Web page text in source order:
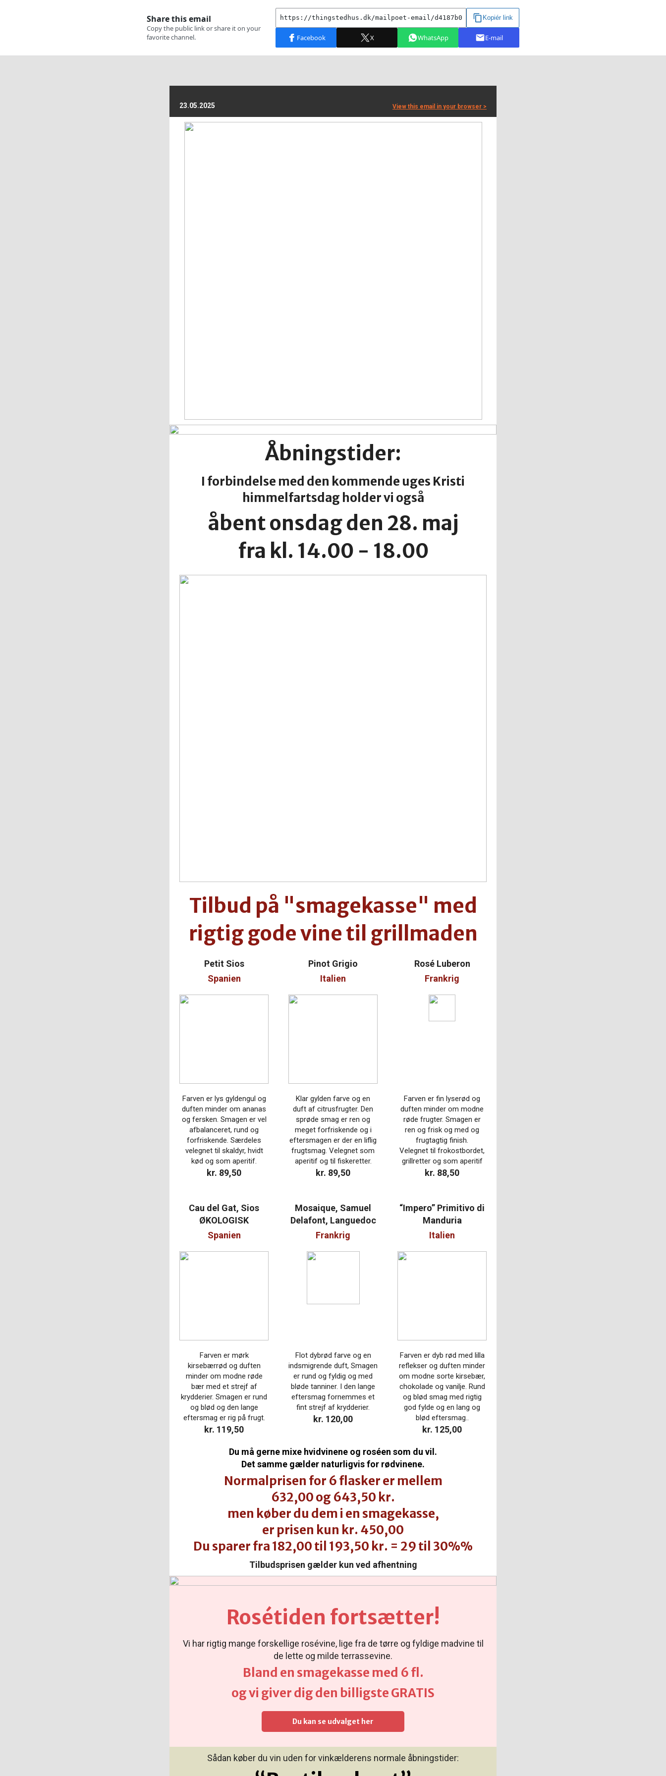
23.05.2025 View this email in your browser >
Åbningstider:
I forbindelse med den kommende uges Kristi
himmelfartsdag holder vi også
åbentonsdag den 28. maj
fra kl. 14.00 - 18.00
Tilbud på "smagekasse" med
rigtig gode vine til grillmaden
Petit Sios
Spanien
Pinot Grigio
Italien
Rosé Luberon
Frankrig
Farven er lys gyldengul og
duften minder om ananas
og fersken. Smagen er vel
afbalanceret, rund og
forfriskende. Særdeles
velegnet til skaldyr, hvidt
kød og som aperitif.
kr. 89,50
Klar gylden farve og en
duft af citrusfrugter. Den
sprøde smag er ren og
meget forfriskende og i
eftersmagen er der en liflig
frugtsmag. Velegnet som
aperitif og til fiskeretter.
kr. 89,50
Farven er fin lyserød og
duften minder om modne
røde frugter. Smagen er
ren og frisk og med og
frugtagtig finish.
Velegnet til frokostbordet,
grillretter og som aperitif
kr. 88,50
Cau del Gat, Sios
ØKOLOGISK
Spanien
Mosaique, Samuel
Delafont, Languedoc
Frankrig
“Impero” Primitivo di
Manduria
Italien
Farven er mørk
kirsebærrød og duften
minder om modne røde
bær med et strejf af
krydderier. Smagen er rund
og blød og den lange
eftersmag er rig på frugt.
kr. 119,50
Flot dybrød farve og en
indsmigrende duft, Smagen
er rund og fyldig og med
bløde tanniner. I den lange
eftersmag fornemmes et
fint strejf af krydderier.
kr. 120,00
Farven er dyb rød med lilla
reflekser og duften minder
om modne sorte kirsebær,
chokolade og vanilje. Rund
og blød smag med rigtig
god fylde og en lang og
blød eftersmag..
kr. 125,00
Du må gerne mixe hvidvinene og roséen som du vil.
Det samme gælder naturligvis for rødvinene.
Normalprisen for 6 flasker er mellem
632,00 og 643,50 kr.
men køber du dem i en smagekasse,
er prisen kun kr. 450,00
Du sparer fra 182,00 til 193,50 kr. = 29 til 30%%
Tilbudsprisen gælder kun ved afhentning
Rosétiden fortsætter!
Vi har rigtig mange forskellige rosévine, lige fra de tørre og fyldige madvine til
de lette og milde terrassevine.
Bland en smagekasse med 6 fl.
og vi giver dig den billigste GRATIS
Du kan se udvalget her
Sådan køber du vin uden for vinkælderens normale åbningstider: